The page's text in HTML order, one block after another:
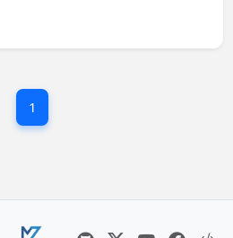
.NET Framework 4.6.2.
1